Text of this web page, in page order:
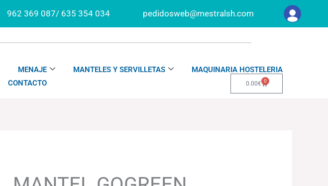
962 369 087/ 635 354 034 pedidosweb@mestralsh.com
MENAJE MANTELES Y SERVILLETAS
MAQUINARIA HOSTELERIA
CONTACTO 0.00€ 0
Carrito
era:
es:
cantidad